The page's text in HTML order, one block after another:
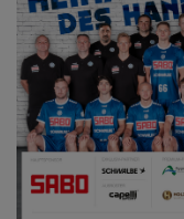
Mitgliedschaften
Mediadaten